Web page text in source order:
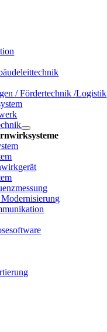
/ Fördertechnik /Logistik